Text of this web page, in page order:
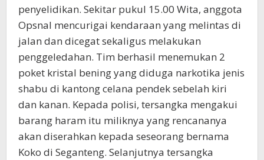
penyelidikan. Sekitar pukul 15.00 Wita, anggota
Opsnal mencurigai kendaraan yang melintas di
jalan dan dicegat sekaligus melakukan
penggeledahan. Tim berhasil menemukan 2
poket kristal bening yang diduga narkotika jenis
shabu di kantong celana pendek sebelah kiri
dan kanan. Kepada polisi, tersangka mengakui
barang haram itu miliknya yang rencananya
akan diserahkan kepada seseorang bernama
Koko di Seganteng. Selanjutnya tersangka